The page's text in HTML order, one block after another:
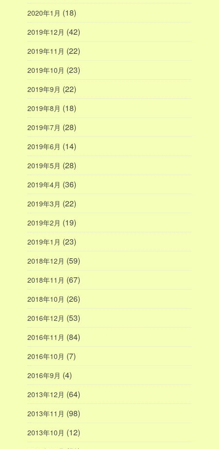
2020年1月 (18)
2019年12月 (42)
2019年11月 (22)
2019年10月 (23)
2019年9月 (22)
2019年8月 (18)
2019年7月 (28)
2019年6月 (14)
2019年5月 (28)
2019年4月 (36)
2019年3月 (22)
2019年2月 (19)
2019年1月 (23)
2018年12月 (59)
2018年11月 (67)
2018年10月 (26)
2016年12月 (53)
2016年11月 (84)
2016年10月 (7)
2016年9月 (4)
2013年12月 (64)
2013年11月 (98)
2013年10月 (12)